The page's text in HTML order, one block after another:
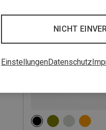
S M L XL
NICHT
EinstellungenDatenschutz